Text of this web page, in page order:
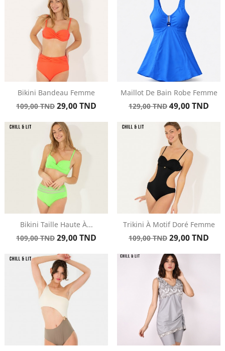
Bikini Bandeau Femme
Prix
base
109,00 TND Prix
29,00 TND
Maillot De Bain Robe Femme
Prix
base
129,00 TND Prix
49,00 TND
Bikini Taille Haute À...
Prix
base
109,00 TND Prix
29,00 TND
Trikini À Motif Doré Femme
Prix
base
109,00 TND Prix
29,00 TND